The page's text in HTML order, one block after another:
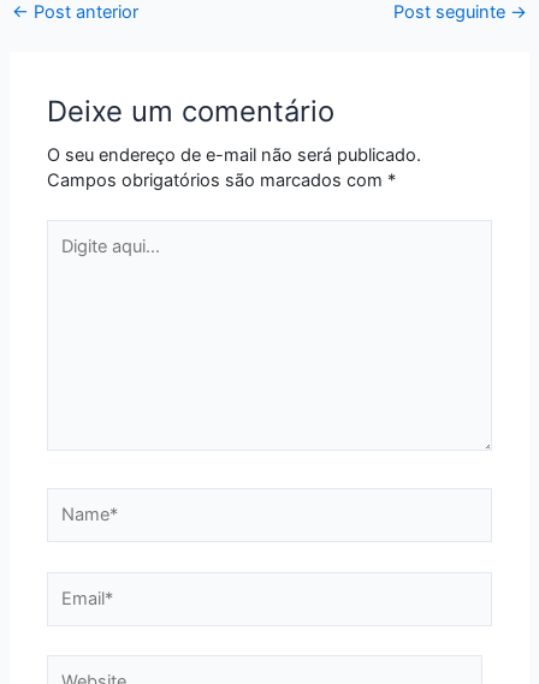
← Post anterior Post seguinte →
Deixe um comentário
O seu endereço de e-mail não será publicado.
Campos obrigatórios são marcados com *
aqui...